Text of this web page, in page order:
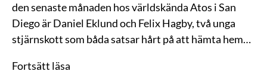
den senaste månaden hos världskända Atos i San
Diego är Daniel Eklund och Felix Hagby, två unga
stjärnskott som båda satsar hårt på att hämta hem…
Fortsätt läsa